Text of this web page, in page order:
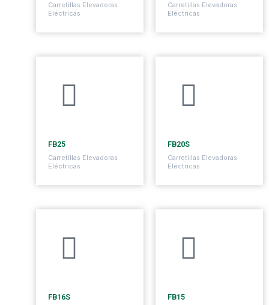
Carretillas Elevadoras
Eléctricas
Carretillas Elevadoras
Eléctricas
FB25
Carretillas Elevadoras
Eléctricas
FB20S
Carretillas Elevadoras
Eléctricas
FB16S FB15